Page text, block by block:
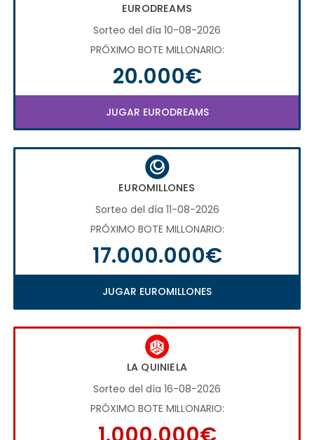
EURODREAMS
Sorteo del día 10-08-2026
PRÓXIMO BOTE MILLONARIO:
20.000€
JUGAR EURODREAMS
EUROMILLONES
Sorteo del día 11-08-2026
PRÓXIMO BOTE MILLONARIO:
17.000.000€
JUGAR EUROMILLONES
LA QUINIELA
Sorteo del día 16-08-2026
PRÓXIMO BOTE MILLONARIO: